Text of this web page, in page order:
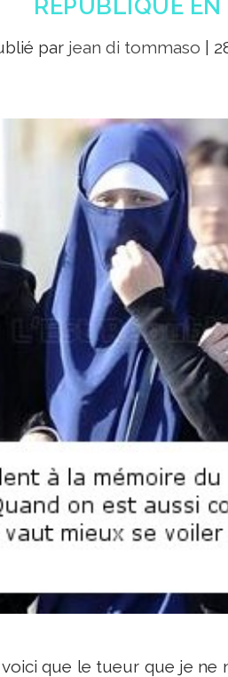
RÉPUBLIQUE
par jean di tommaso
voici que le tueur que je